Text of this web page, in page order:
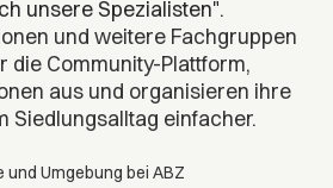
unsere Spezialisten".
und weitere Fachgruppen
die Community-Plattform,
aus und organisieren ihre
Siedlungsalltag einfacher.
und Umgebung bei ABZ